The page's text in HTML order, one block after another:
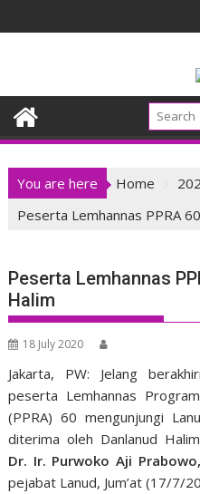
to
You are here Home
Peserta Lemhannas PPRA
Peserta Lemhannas
Halim
18 July 2020
Jakarta, PW: Jelang
peserta Lemhannas
(PPRA) 60 mengunjungi
diterima oleh Danlanud
Dr. Ir. Purwoko Aji
pejabat Lanud, Jum’at (17/7/